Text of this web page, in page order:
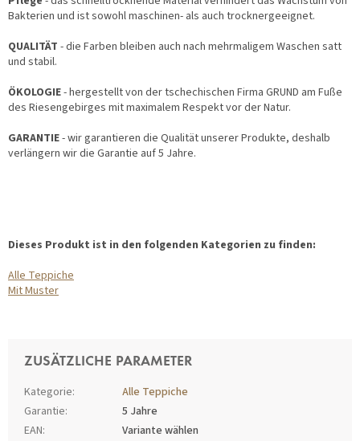
Bakterien und ist sowohl maschinen- als auch trocknergeeignet.
QUALITÄT - die Farben bleiben auch nach mehrmaligem Waschen satt
und stabil.
ÖKOLOGIE- hergestellt von der tschechischen Firma GRUND am Fuße
des Riesengebirges mit maximalem Respekt vor der Natur.
GARANTIE- wir garantieren die Qualität unserer Produkte, deshalb
verlängern wir die Garantie auf 5 Jahre.
Dieses Produkt ist in den folgenden Kategorien zu finden:
Alle Teppiche
Mit Muster
ZUSÄTZLICHE PARAMETER
Kategorie:
Alle Teppiche
Garantie:
5 Jahre
EAN:
Variante wählen